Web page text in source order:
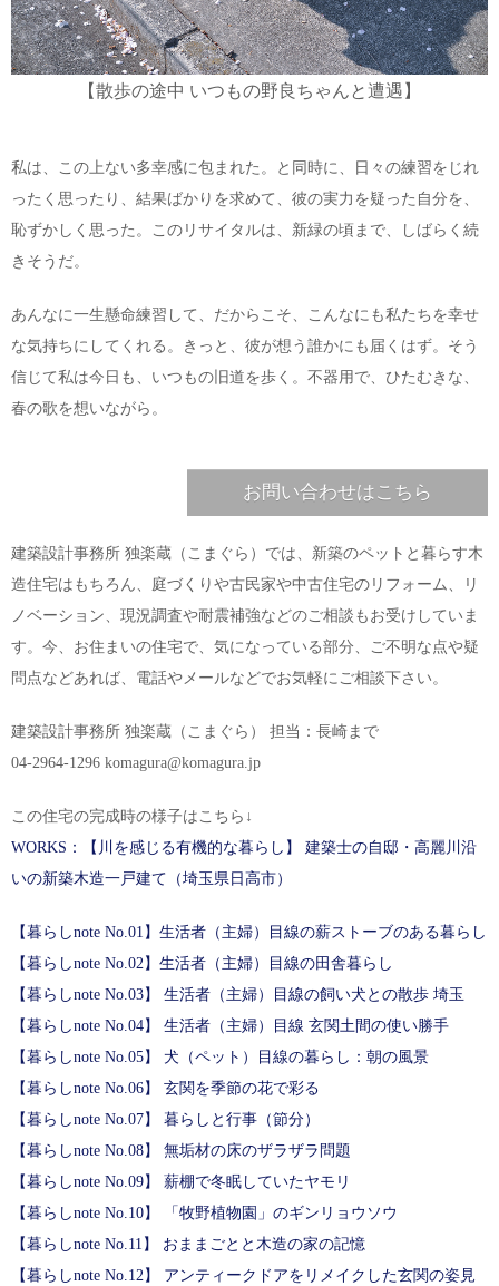
【散歩の途中 いつもの野良ちゃんと遭遇】
私は、この上ない多幸感に包まれた。と同時に、日々の練習をじれ
ったく思ったり、結果ばかりを求めて、彼の実力を疑った自分を、
恥ずかしく思った。このリサイタルは、新緑の頃まで、しばらく続
きそうだ。
あんなに一生懸命練習して、だからこそ、こんなにも私たちを幸せ
な気持ちにしてくれる。きっと、彼が想う誰かにも届くはず。そう
信じて私は今日も、いつもの旧道を歩く。不器用で、ひたむきな、
春の歌を想いながら。
お問い合わせはこちら
建築設計事務所 独楽蔵（こまぐら）では、新築のペットと暮らす木
造住宅はもちろん、庭づくりや古民家や中古住宅のリフォーム、リ
ノベーション、現況調査や耐震補強などのご相談もお受けしていま
す。今、お住まいの住宅で、気になっている部分、ご不明な点や疑
問点などあれば、電話やメールなどでお気軽にご相談下さい。
建築設計事務所 独楽蔵（こまぐら） 担当：長崎まで
04-2964-1296 komagura@komagura.jp
この住宅の完成時の様子はこちら↓
WORKS：【川を感じる有機的な暮らし】 建築士の自邸・高麗川沿
いの新築木造一戸建て（埼玉県日高市）
【暮らしnote No.01】生活者（主婦）目線の薪ストーブのある暮らし
【暮らしnote No.02】生活者（主婦）目線の田舎暮らし
【暮らしnote No.03】 生活者（主婦）目線の飼い犬との散歩 埼玉
【暮らしnote No.04】 生活者（主婦）目線 玄関土間の使い勝手
【暮らしnote No.05】 犬（ペット）目線の暮らし：朝の風景
【暮らしnote No.06】 玄関を季節の花で彩る
【暮らしnote No.07】 暮らしと行事（節分）
【暮らしnote No.08】 無垢材の床のザラザラ問題
【暮らしnote No.09】 薪棚で冬眠していたヤモリ
【暮らしnote No.10】 「牧野植物園」のギンリョウソウ
【暮らしnote No.11】 おままごとと木造の家の記憶
【暮らしnote No.12】 アンティークドアをリメイクした玄関の姿見